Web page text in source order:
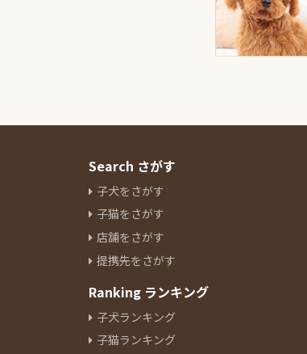
Search さがす
子犬をさがす
子猫をさがす
店舗をさがす
提携先をさがす
Ranking ランキング
子犬ランキング
子猫ランキング